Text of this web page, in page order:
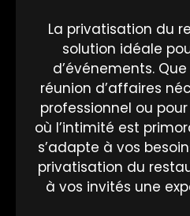
La privatisation du
solution idéale
d’événements.
réunion d’affaires
professionnel ou
où l’intimité est
s’adapte à vos
privatisation du
à vos invités une